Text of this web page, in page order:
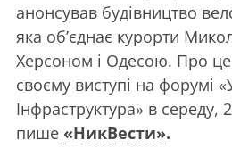
анонсував будівництво
яка об’єднає курорти
Херсоном і Одесою. Про це
своєму виступі на форумі
Інфраструктура» в середу,
пише «НикВести».